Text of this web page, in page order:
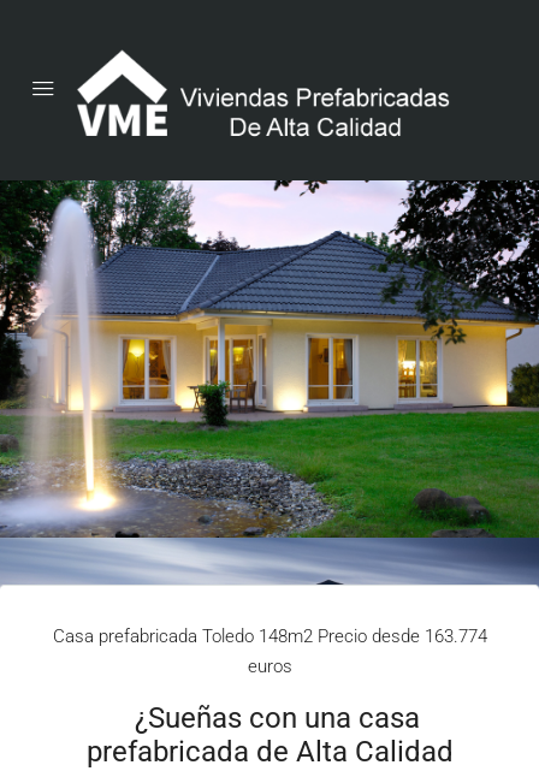
Casa prefabricada Toledo 148m2 Precio desde 163.774
euros
¿Sueñas con una casa
prefabricada de Alta Calidad